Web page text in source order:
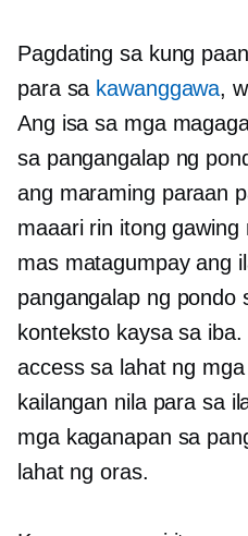
Pagdating sa kung
para sa kawanggawa,
Ang isa sa mga
sa pangangalap ng
ang maraming paraan
maaari rin itong gawing
mas matagumpay ang
pangangalap ng pondo
konteksto kaysa sa
access sa lahat ng
kailangan nila para sa
mga kaganapan sa
lahat ng oras.